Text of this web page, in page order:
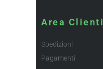
Area Clienti
Spedizioni
Pagamenti